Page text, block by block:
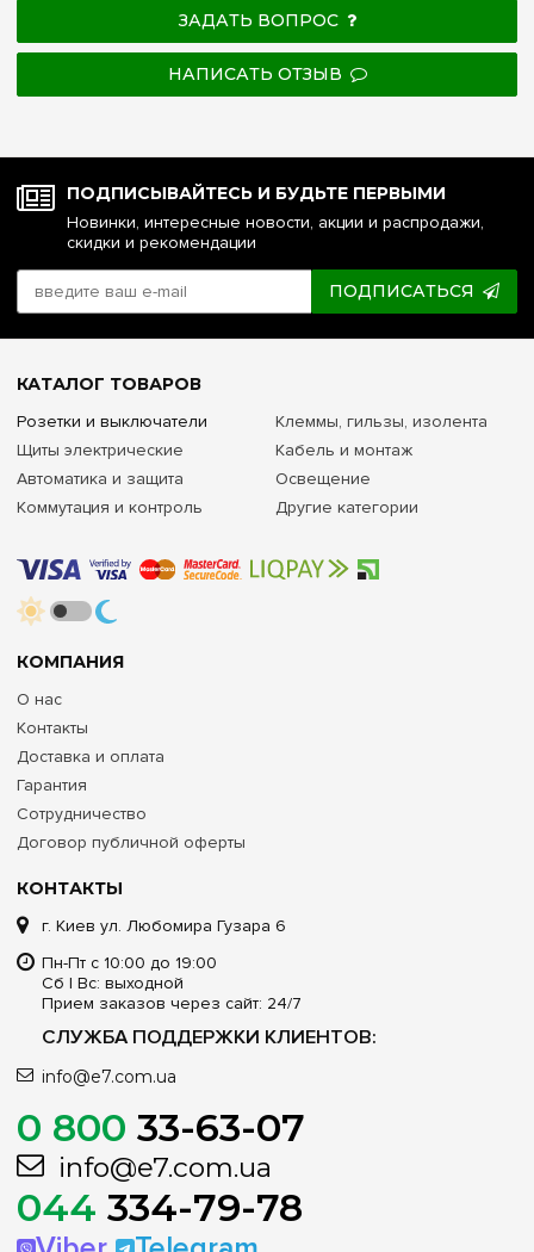
ЗАДАТЬ ВОПРОС
НАПИСАТЬ ОТЗЫВ
ПОДПИСЫВАЙТЕСЬ И БУДЬТЕ ПЕРВЫМИ
Новинки, интересные новости, акции и распродажи,
скидки и рекомендации
ПОДПИСАТЬСЯ
КОНТАКТЫ
г. Киев ул. Любомира Гузара 6
Пн-Пт с 10:00 до 19:00
Сб | Вс: выходной
Прием заказов через сайт: 24/7
СЛУЖБА ПОДДЕРЖКИ КЛИЕНТОВ:
info@e7.com.ua
0 800 33-63-07
info@e7.com.ua
044 334-79-78
КОМПАНИЯ
О нас
Контакты
Доставка и оплата
Гарантия
Сотрудничество
Договор публичной оферты
КАТАЛОГ ТОВАРОВ
Розетки и выключатели
Щиты электрические
Автоматика и защита
Коммутация и контроль
Клеммы, гильзы, изолента
Кабель и монтаж
Освещение
Другие категории